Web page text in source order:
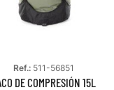
Ref.: 511-56851
DE COMPRESIÓN 15L